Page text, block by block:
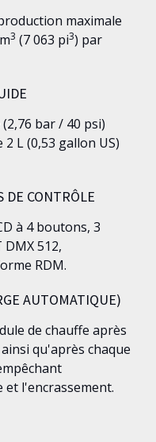
maximale
3 (7 063 pi3) par
bar / 40 psi)
2 L (0,53 gallon US)
DE CONTRÔLE
à 4 boutons, 3
512,
RDM.
AUTOMATIQUE)
de chauffe après
qu'après chaque
et l'encrassement.